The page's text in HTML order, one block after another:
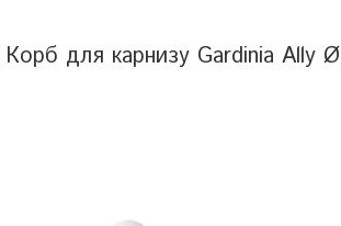
Корб для карнизу Gardinia